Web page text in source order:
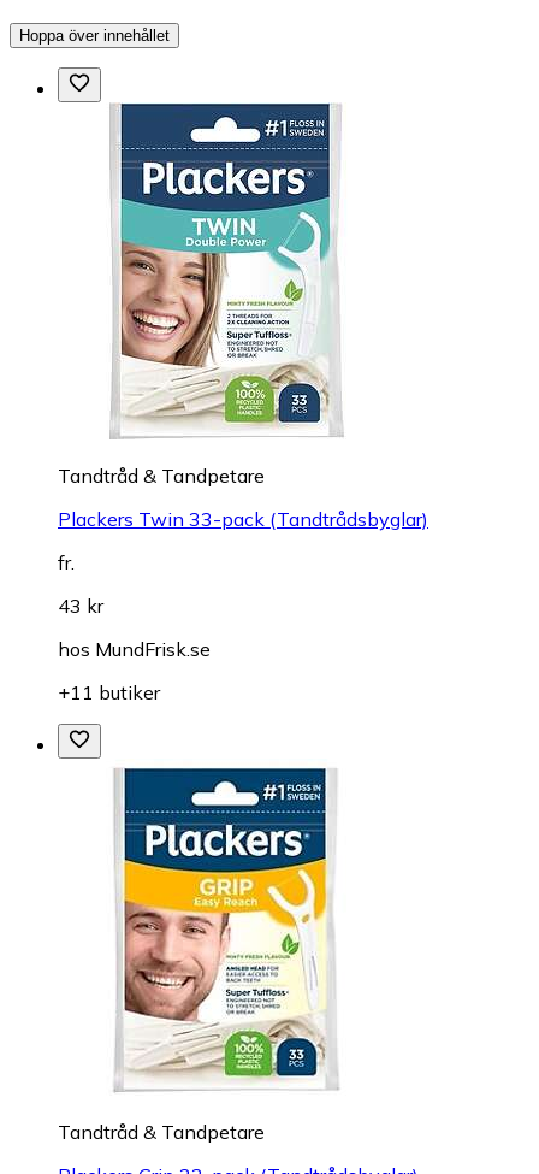
Hoppa över innehållet
Tandtråd & Tandpetare
Plackers Twin 33-pack (Tandtrådsbyglar)
fr.
43 kr
hos MundFrisk.se
+11 butiker
Tandtråd & Tandpetare